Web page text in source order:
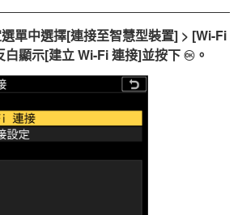
單中選擇[連接至智慧型裝置] > [Wi-Fi
白顯示[建立 Wi-Fi 連接]並按下 J 。